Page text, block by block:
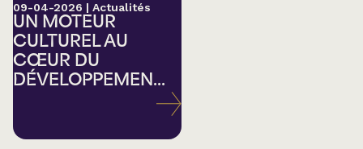
09-04-2026 | Actualités
UN MOTEUR
CULTUREL AU
CŒUR DU
DÉVELOPPEMEN...